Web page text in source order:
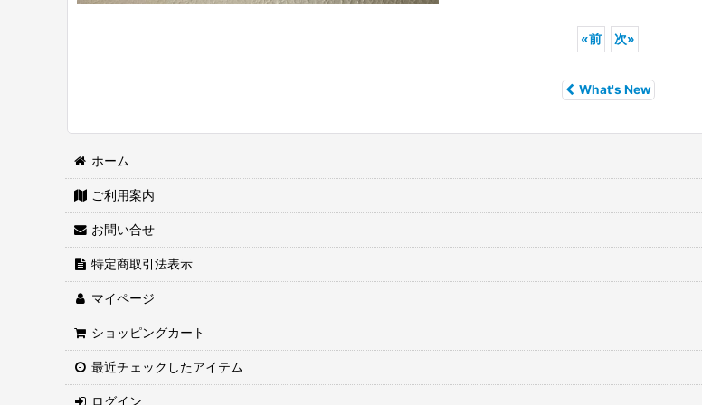
«前 次»
What's New
ホーム
ご利用案内
お問い合せ
特定商取引法表示
マイページ
ショッピングカート
最近チェックしたアイテム
ログイン